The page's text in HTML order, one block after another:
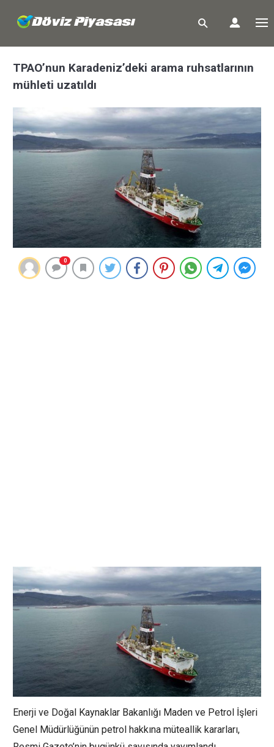
TPAO’nun Karadeniz’deki arama ruhsatlarının
mühleti uzatıldı
0
Enerji ve Doğal Kaynaklar Bakanlığı Maden ve Petrol İşleri
Genel Müdürlüğünün petrol hakkına müteallik kararları,